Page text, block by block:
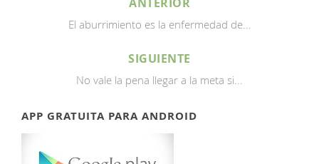
El aburrimiento es la enfermedad de...
SIGUIENTE
No vale la pena llegar a la meta si...
APP GRATUITA PARA ANDROID